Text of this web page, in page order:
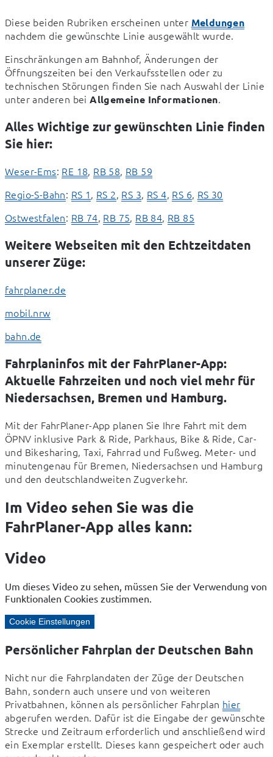
Diese beiden Rubriken erscheinen unter Meldungen
nachdem die gewünschte Linie ausgewählt wurde.
Einschränkungen am Bahnhof, Änderungen der
Öffnungszeiten bei den Verkaufsstellen oder zu
technischen Störungen finden Sie nach Auswahl der Linie
unter anderen bei Allgemeine Informationen.
Alles Wichtige zur gewünschten Linie finden
Sie hier:
Weser-Ems: RE 18, RB 58, RB 59
Regio-S-Bahn: RS 1, RS 2, RS 3, RS 4, RS 6, RS 30
Ostwestfalen: RB 74, RB 75, RB 84, RB 85
Weitere Webseiten mit den Echtzeitdaten
unserer Züge:
fahrplaner.de
mobil.nrw
bahn.de
Fahrplaninfos mit der FahrPlaner-App:
Aktuelle Fahrzeiten und noch viel mehr für
Niedersachsen, Bremen und Hamburg.
Mit der FahrPlaner-App planen Sie Ihre Fahrt mit dem
ÖPNV inklusive Park & Ride, Parkhaus, Bike & Ride, Car-
und Bikesharing, Taxi, Fahrrad und Fußweg. Meter- und
minutengenau für Bremen, Niedersachsen und Hamburg
und den deutschlandweiten Zugverkehr.
Im Video sehen Sie was die
FahrPlaner-App alles kann:
Video
Um dieses Video zu sehen, müssen Sie der Verwendung von
Funktionalen Cookies zustimmen.
Cookie Einstellungen
Persönlicher Fahrplan der Deutschen Bahn
Nicht nur die Fahrplandaten der Züge der Deutschen
Bahn, sondern auch unsere und von weiteren
Privatbahnen, können als persönlicher Fahrplan hier
abgerufen werden. Dafür ist die Eingabe der gewünschte
Strecke und Zeitraum erforderlich und anschließend wird
ein Exemplar erstellt. Dieses kann gespeichert oder auch